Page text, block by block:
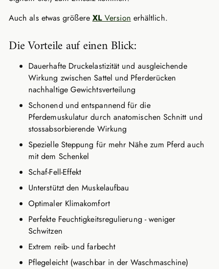
Auch als etwas größere XL Version erhältlich.
Die Vorteile auf einen Blick:
Dauerhafte Druckelastizität und ausgleichende
Wirkung zwischen Sattel und Pferderücken
nachhaltige Gewichtsverteilung
Schonend und entspannend für die
Pferdemuskulatur durch anatomischen Schnitt und
stossabsorbierende Wirkung
Spezielle Steppung für mehr Nähe zum Pferd auch
mit dem Schenkel
Schaf-Fell-Effekt
Unterstützt den Muskelaufbau
Optimaler Klimakomfort
Perfekte Feuchtigkeitsregulierung - weniger
Schwitzen
Extrem reib- und farbecht
Pflegeleicht (waschbar in der Waschmaschine)